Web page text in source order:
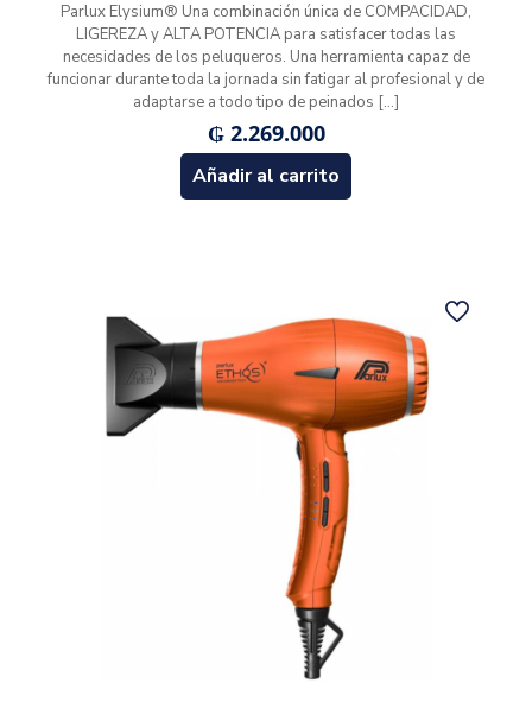
Parlux Elysium® Una combinación única de COMPACIDAD,
LIGEREZA y ALTA POTENCIA para satisfacer todas las
necesidades de los peluqueros. Una herramienta capaz de
funcionar durante toda la jornada sin fatigar al profesional y de
adaptarse a todo tipo de peinados […]
₲2.269.000
Añadir al carrito